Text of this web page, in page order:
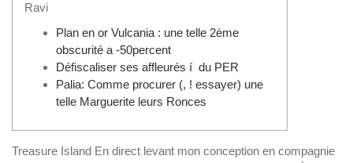
Ravi
Plan en or Vulcania : une telle 2ème
obscurité a -50percent
Défiscaliser ses affleurés í du PER
Palia: Comme procurer (, ! essayer) une
telle Marguerite leurs Ronces
Treasure Island En direct levant mon conception en compagnie